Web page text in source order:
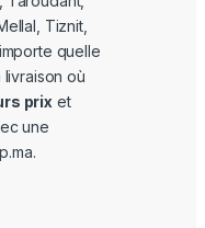
Tiznit,
quelle
où
prix et
une